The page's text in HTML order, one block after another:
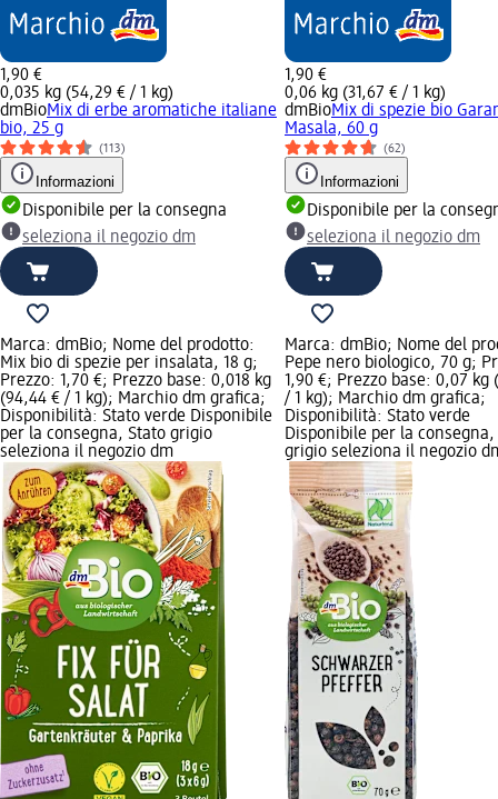
1,90 €
0,035 kg (54,29 € / 1 kg)
dmBioMix di erbe aromatiche italiane
bio, 25 g
(113)
Informazioni
Disponibile per la consegna
seleziona il negozio dm
1,90 €
0,06 kg (31,67 € / 1 kg)
dmBioMix di spezie bio
Masala, 60 g
(62)
Informazioni
Disponibile per la
seleziona il negozio dm
Marca: dmBio; Nome del prodotto:
Mix bio di spezie per insalata, 18 g;
Prezzo: 1,70 €; Prezzo base: 0,018 kg
(94,44 € / 1 kg); Marchio dm grafica;
Disponibilità: Stato verde Disponibile
per la consegna, Stato grigio
seleziona il negozio dm
Marca: dmBio; Nome del
Pepe nero biologico, 70 g;
1,90 €; Prezzo base: 0,07 kg
/ 1 kg); Marchio dm grafica;
Disponibilità: Stato verde
Disponibile per la consegna,
grigio seleziona il negozio